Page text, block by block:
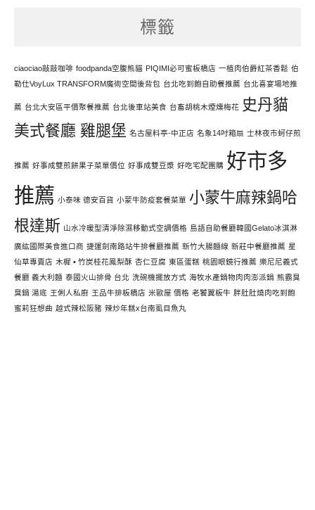
標籤
ciaociao敲敲咖啡 foodpanda空腹熊貓 PIQIMI必可蜜板橋店 一植肉伯爵紅茶香鬆 伯
勒仕VoyLux TRANSFORM魔術空間後背包 台北吃到飽自助餐推薦 台北喜宴場地推
薦 台北大安區平價聚餐推薦 台北後車站美食 台畜胡桃木煙燻梅花 史丹貓
美式餐廳 雞腿堡 名古屋料亭-中正店 名象14吋箱扇 士林夜市蚵仔煎
推薦 好事成雙煎餅果子菜單價位 好事成雙豆漿 好吃宅配團購 好市多
推薦 小泰味 德安百貨 小蒙牛防疫套餐菜單 小蒙牛麻辣鍋哈
根達斯 山水冷暖型清淨除濕移動式空調價格 島語自助餐廳韓國Gelato冰淇淋
廣紘國際美食進口商 捷運劍南路站牛排餐廳推薦 新竹大腸麵線 新莊中餐廳推薦 星
仙草專賣店 木樨 • 竹炭桂花鳳梨酥 杏仁豆腐 東區蛋糕 桃園眼鏡行推薦 樂尼尼義式
餐廳 義大利麵 泰國火山排骨 台北 洗碗機擺放方式 海牧水產鍋物肉肉澎派鍋 熊霸臭
臭鍋 湯底 王俐人私廚 王品牛排板橋店 米歐屋 價格 老饕翼板牛 胖肚肚燒肉吃到飽
蜜莉狂想曲 越式辣松阪豬 辣炒年糕x台南虱目魚丸